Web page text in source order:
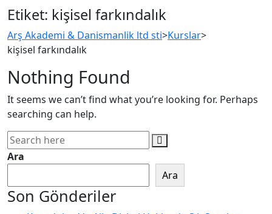
Etiket: kişisel farkındalık
Arş Akademi & Danismanlik ltd sti>Kurslar>
kişisel farkındalık
Nothing Found
It seems we can’t find what you’re looking for. Perhaps
searching can help.
Ara
Ara
Son Gönderiler